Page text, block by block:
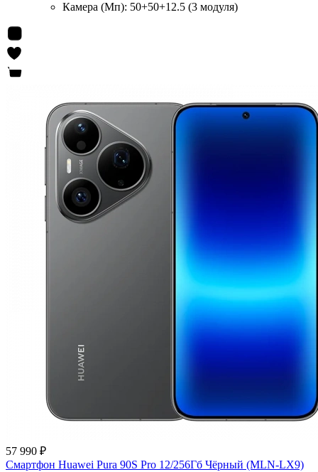
Камера (Мп): 50+50+12.5 (3 модуля)
57 990 ₽
Смартфон Huawei Pura 90S Pro 12/256Гб Чёрный (MLN-LX9)